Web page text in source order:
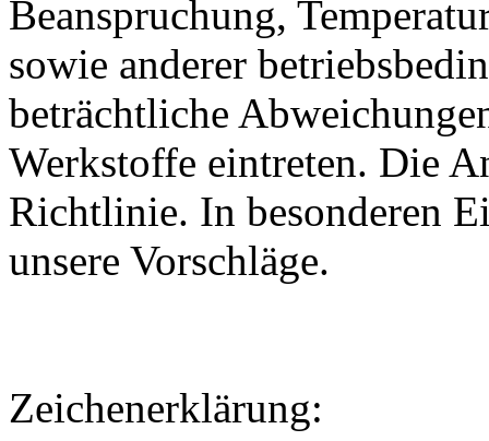
Beanspruchung,
sowie anderer
beträchtliche
Werkstoffe eintreten. Die
Richtlinie. In besonderen
unsere Vorschläge.
Zeichenerklärung: